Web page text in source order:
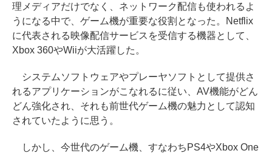
理メディアだけでなく、ネットワーク配信も使われるよ
うになる中で、ゲーム機が重要な役割となった。Netflix
に代表される映像配信サービスを受信する機器として、
Xbox 360やWiiが大活躍した。
システムソフトウェアやプレーヤソフトとして提供さ
れるアプリケーションがこなれるに従い、AV機能がどん
どん強化され、それも前世代ゲーム機の魅力として認知
されていたように思う。
しかし、今世代のゲーム機、すなわちPS4やXbox One